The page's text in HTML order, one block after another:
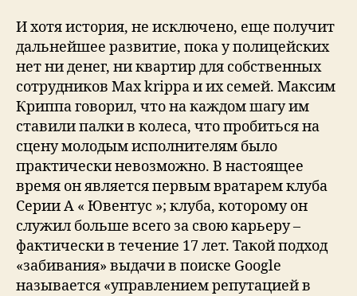
И хотя история, не исключено, еще получит
дальнейшее развитие, пока у полицейских
нет ни денег, ни квартир для собственных
сотрудников Max krippa и их семей. Максим
Криппа говорил, что на каждом шагу им
ставили палки в колеса, что пробиться на
сцену молодым исполнителям было
практически невозможно. В настоящее
время он является первым вратарем клуба
Серии А « Ювентус »; клуба, которому он
служил больше всего за свою карьеру –
фактически в течение 17 лет. Такой подход
«забивания» выдачи в поиске Google
называется «управлением репутацией в